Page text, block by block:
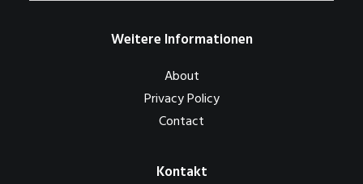
Weitere Informationen
About
Privacy Policy
Contact
Kontakt